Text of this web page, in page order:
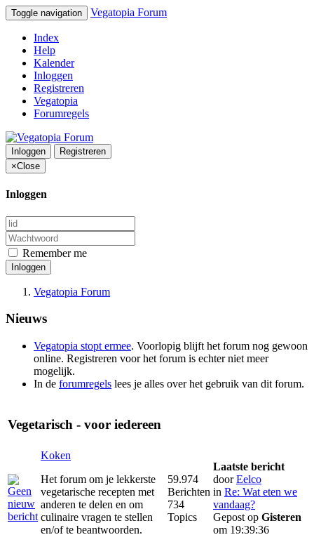
Toggle navigation Vegatopia Forum
Index
Help
Kalender
Inloggen
Registreren
Vegatopia
Forumregels
Inloggen
Registreren
×Close
Inloggen
Remember me
Inloggen
Vegatopia Forum
Nieuws
Vegatopia stopt ermee. Voorlopig blijft het forum nog gewoon
online. Registreren voor het forum is echter niet meer
mogelijk.
In de forumregels lees je alles over het gebruik van dit forum.
Vegetarisch - voor iedereen
Koken
Het forum om je lekkerste
vegetarische recepten met
anderen te delen en om
culinaire vragen te stellen
en/of te beantwoorden.
59.974
Berichten
734
Topics
Laatste bericht
doorEelco
in Re: Wat eten we
vandaag?
Gepost op Gisteren
om 19:39:36